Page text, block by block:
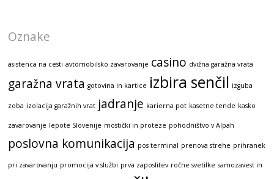
Oznake
asistenca na cesti avtomobilsko zavarovanje casino dvižna garažna vrata
garažna vrata gotovina in kartice izbira senčil izguba
zoba izolacija garažnih vrat jadranje karierna pot kasetne tende kasko
zavarovanje lepote Slovenije mostički in proteze pohodništvo v Alpah
poslovna komunikacija pos terminal prenova strehe prihranek
pri zavarovanju promocija v službi prva zaposlitev ročne svetilke samozavest in